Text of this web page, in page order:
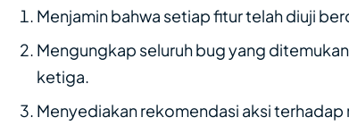
Menjamin bahwa setiap fitur telah diuji
Mengungkap seluruh bug yang
ketiga.
Menyediakan rekomendasi aksi